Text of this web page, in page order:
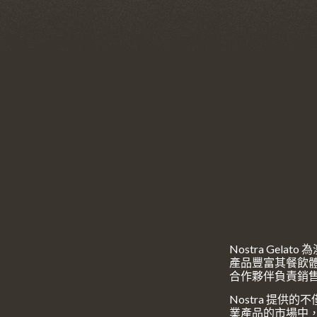
Nostra Gelato
產品豐富其餐飲
合作夥伴負責銷
Nostra 提供的不
業產品的市場中